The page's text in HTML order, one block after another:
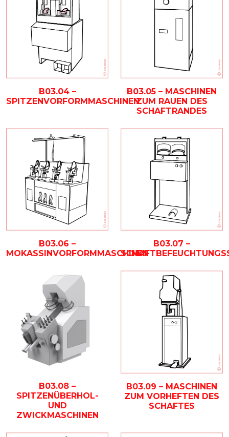
B03.04 –
SPITZENVORFORMMASCHINEN
B03.05 – MASCHINEN
ZUM RAUEN DES
SCHAFTRANDES
B03.06 –
MOKASSINVORFORMMASCHINEN
B03.07 –
B03.08 –
SPITZENÜBERHOL-
UND
ZWICKMASCHINEN
B03.09 – MASCHINEN
ZUM VORHEFTEN DES
SCHAFTES